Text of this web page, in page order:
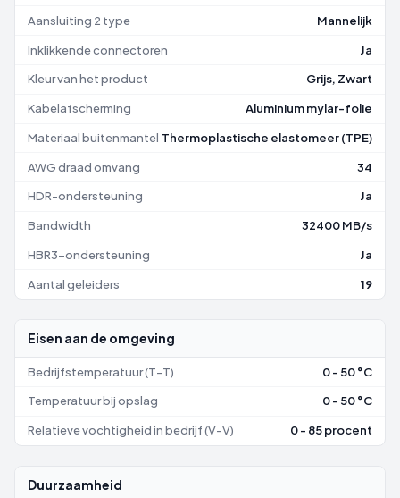
Aansluiting 2 type Mannelijk
Inklikkende connectoren Ja
Kleur van het product Grijs, Zwart
Kabelafscherming Aluminium mylar-folie
Materiaal buitenmantel Thermoplastische elastomeer (TPE)
AWG draad omvang 34
HDR-ondersteuning Ja
Bandwidth 32400 MB/s
HBR3-ondersteuning Ja
Aantal geleiders 19
Eisen aan de omgeving
Bedrijfstemperatuur (T-T) 0 - 50 °C
Temperatuur bij opslag 0 - 50 °C
Relatieve vochtigheid in bedrijf (V-V) 0 - 85 procent
Duurzaamheid